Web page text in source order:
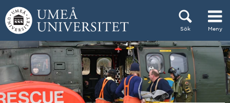
Hoppa direkt till innehållet
Sök Meny
Huvudmenyn dold.